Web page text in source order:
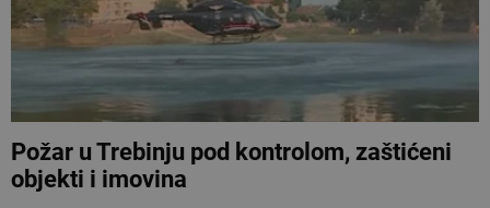
Požar u Trebinju pod kontrolom, zaštićeni
objekti i imovina